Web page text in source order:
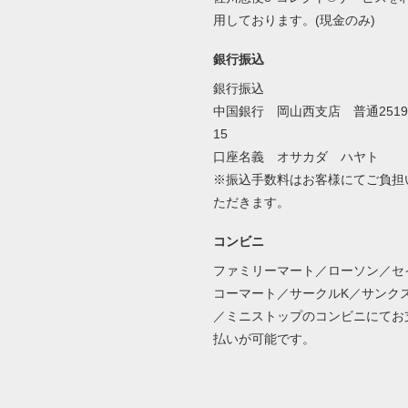
用しております。(現金のみ)
銀行振込
銀行振込
中国銀行 岡山西支店 普通
15
口座名義 オサカダ ハヤト
※振込手数料はお客様にてご負担
ただきます。
コンビニ
ファミリーマート／ローソン／セ
コーマート／サークルK／サンク
／ミニストップのコンビニにてお
払いが可能です。